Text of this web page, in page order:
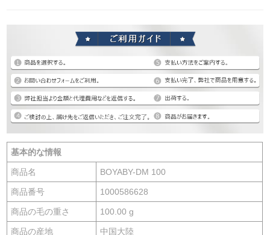
基本的な情報
商品名 BOYABY-DM 100
商品番号 1000586628
商品の毛の重さ 100.00 g
商品の産地 中国大陸